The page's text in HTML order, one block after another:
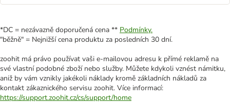
*DC = nezávazně doporučená cena ** Podmínky.
"běžně" = Nejnižší cena produktu za posledních 30 dní.
zoohit má právo používat vaši e-mailovou adresu k přímé reklamě na
své vlastní podobné zboží nebo služby. Můžete kdykoli vznést námitku,
aniž by vám vznikly jakékoli náklady kromě základních nákladů za
kontakt zákaznického servisu zoohit. Více informací:
https://support.zoohit.cz/cs/support/home